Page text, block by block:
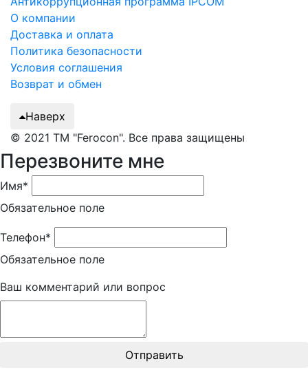
О компании
Доставка и оплата
Политика безопасности
Условия соглашения
Возврат и обмен
Наверх
© 2021 ТМ "Ferocon". Все права защищены
Перезвоните мне
Имя*
Обязательное поле
Телефон*
Обязательное поле
Ваш комментарий или вопрос
Отправить